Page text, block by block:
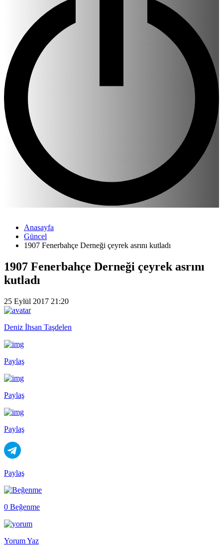
Anasayfa
Güncel
1907 Fenerbahçe Derneği çeyrek asrını kutladı
1907 Fenerbahçe Derneği çeyrek asrını
kutladı
25 Eylül 2017 21:20
Deniz İhsan Taşdelen
Paylaş
Paylaş
Paylaş
Paylaş
0 Beğenme
Yorum Yaz